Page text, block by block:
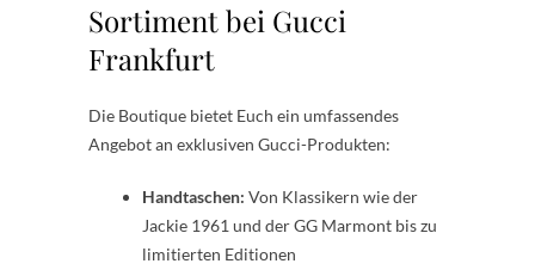
Sortiment bei Gucci
Frankfurt
Die Boutique bietet Euch ein umfassendes
Angebot an exklusiven Gucci-Produkten:
Handtaschen: Von Klassikern wie der
Jackie 1961 und der GG Marmont bis zu
limitierten Editionen